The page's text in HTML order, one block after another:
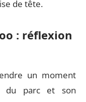
de tête.
: réflexion
un moment
du parc et son